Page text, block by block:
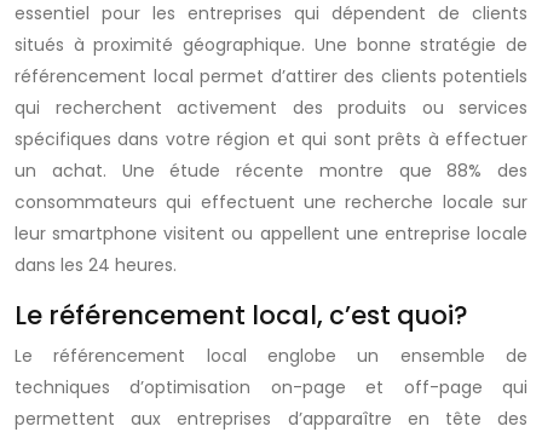
essentiel pour les entreprises qui dépendent de clients
situés à proximité géographique. Une bonne stratégie de
référencement local permet d’attirer des clients potentiels
qui recherchent activement des produits ou services
spécifiques dans votre région et qui sont prêts à effectuer
un achat. Une étude récente montre que 88% des
consommateurs qui effectuent une recherche locale sur
leur smartphone visitent ou appellent une entreprise locale
dans les 24 heures.
Le référencement local, c’est quoi?
Le référencement local englobe un ensemble de
techniques d’optimisation on-page et off-page qui
permettent aux entreprises d’apparaître en tête des